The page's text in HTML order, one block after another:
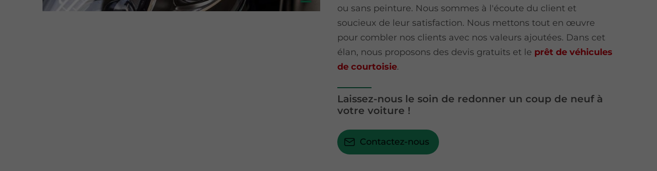
ou sans peinture. Nous sommes à l'écoute du client et
soucieux de leur satisfaction. Nous mettons tout en œuvre
pour combler nos clients avec nos valeurs ajoutées. Dans cet
élan, nous proposons des devis gratuits et le prêt de véhicules
de courtoisie.
Laissez-nous le soin de redonner un coup de neuf à
votre voiture !
Contactez-nous